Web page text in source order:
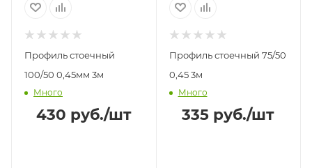
Профиль стоечный
100/50 0,45мм 3м
Много
430 руб./шт
Профиль стоечный 75/50
0,45 3м
Много
335 руб./шт